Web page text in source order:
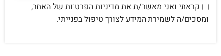
קראתי ואני מאשר/ת אתמדיניות הפרטיות של האתר,
ומסכים/ה לשמירת המידע לצורך טיפול בפנייתי.